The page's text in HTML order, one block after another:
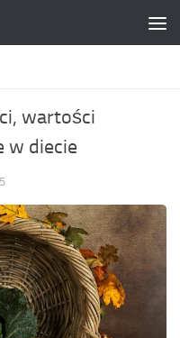
wartości
w diecie